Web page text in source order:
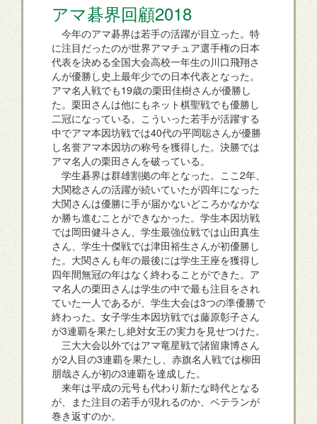
アマ碁界回顧2018
今年のアマ碁界は若手の活躍が目立った。特
に注目だったのが世界アマチュア選手権の日本
代表を決める全国大会高校一年生の川口飛翔さ
んが優勝し史上最年少での日本代表となった。
アマ名人戦でも19歳の栗田佳樹さんが優勝し
た。栗田さんは他にもネット棋聖戦でも優勝し
二冠になっている。こういった若手が活躍する
中でアマ本因坊戦では40代の平岡聡さんが優勝
し名誉アマ本因坊の称号を獲得した。決勝では
アマ名人の栗田さんを破っている。
学生碁界は群雄割拠の年となった。ここ2年、
大関稔さんの活躍が続いていたが四年になった
大関さんは優勝に手が届かないどころかなかな
か勝ち進むことができなかった。学生本因坊戦
では岡田健斗さん、学生最強位戦では山田真生
さん、学生十傑戦では津田裕生さんが初優勝し
た。大関さんも年の最後には学生王座を獲得し
四年間無冠の年はなく終わることができた。ア
マ名人の栗田さんは学生の中で最も注目をされ
ていた一人であるが、学生大会は3つの準優勝で
終わった。女子学生本因坊戦では藤原彰子さん
が3連覇を果たし絶対女王の実力を見せつけた。
三大大会以外ではアマ竜星戦で諸留康博さん
が2人目の3連覇を果たし、赤旗名人戦では柳田
朋哉さんが初の3連覇を達成した。
来年は平成の元号も代わり新たな時代となる
が、また注目の若手が現れるのか、ベテランが
巻き返すのか。